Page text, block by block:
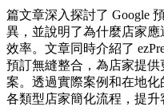
篇文章深入探討了 Google
異，並說明了為什麼店家應
效率。文章同時介紹了
預訂無縫整合，為店家提
案。透過實際案例和在地化
各類型店家簡化流程，提升